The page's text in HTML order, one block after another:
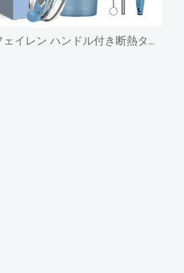
フェイレン ハンドル付き断熱タンブラー、ストローと蓋付き二重壁真空ステンレススチールカップ、冷たい/温かい飲み物用、漏れ防止、コーヒートラベルマグ